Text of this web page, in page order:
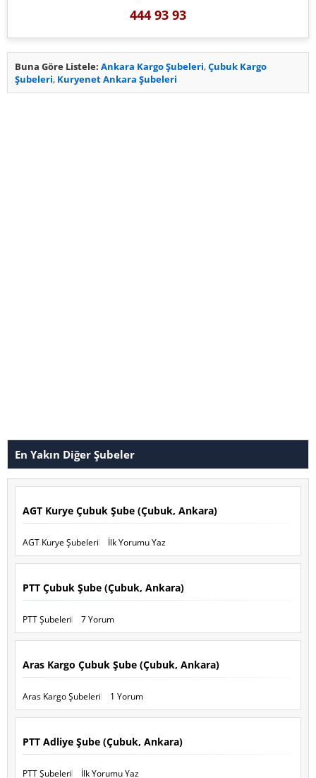
444 93 93
Buna Göre Listele: Ankara Kargo Şubeleri,Çubuk Kargo
Şubeleri, Kuryenet Ankara Şubeleri
En Yakın Diğer Şubeler
AGT Kurye Çubuk Şube (Çubuk, Ankara)
AGT Kurye Şubeleri İlk Yorumu Yaz
PTT Çubuk Şube (Çubuk, Ankara)
PTT Şubeleri 7 Yorum
Aras Kargo Çubuk Şube (Çubuk, Ankara)
Aras Kargo Şubeleri 1 Yorum
PTT Adliye Şube (Çubuk, Ankara)
PTT Şubeleri İlk Yorumu Yaz